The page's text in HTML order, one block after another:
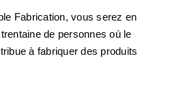
Fabrication, vous serez en
de personnes où le
à fabriquer des produits